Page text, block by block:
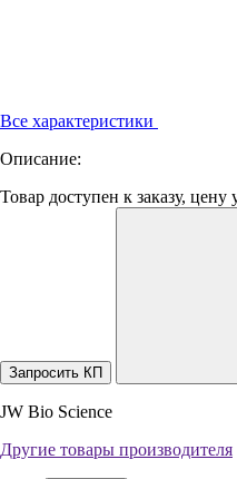
Все характеристики
Описание:
Товар доступен к заказу, цену
Запросить КП
JW Bio Science
Другие товары производителя